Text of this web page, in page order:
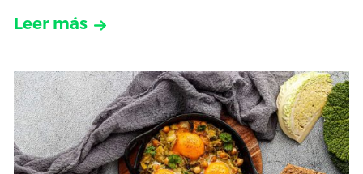
Leer más